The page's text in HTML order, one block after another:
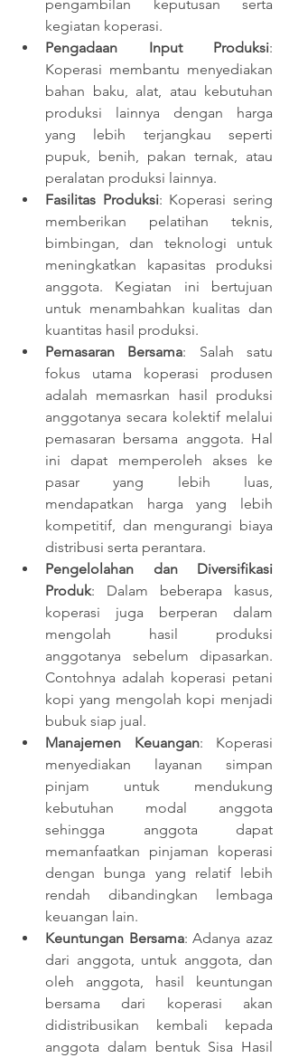
pengambilan keputusan serta
kegiatan koperasi.
Pengadaan Input Produksi:
Koperasi membantu menyediakan
bahan baku, alat, atau kebutuhan
produksi lainnya dengan harga
yang lebih terjangkau seperti
pupuk, benih, pakan ternak, atau
peralatan produksi lainnya.
Fasilitas Produksi: Koperasi sering
memberikan pelatihan teknis,
bimbingan, dan teknologi untuk
meningkatkan kapasitas produksi
anggota. Kegiatan ini bertujuan
untuk menambahkan kualitas dan
kuantitas hasil produksi.
Pemasaran Bersama: Salah satu
fokus utama koperasi produsen
adalah memasrkan hasil produksi
anggotanya secara kolektif melalui
pemasaran bersama anggota. Hal
ini dapat memperoleh akses ke
pasar yang lebih luas,
mendapatkan harga yang lebih
kompetitif, dan mengurangi biaya
distribusi serta perantara.
Pengelolahan dan Diversifikasi
Produk: Dalam beberapa kasus,
koperasi juga berperan dalam
mengolah hasil produksi
anggotanya sebelum dipasarkan.
Contohnya adalah koperasi petani
kopi yang mengolah kopi menjadi
bubuk siap jual.
Manajemen Keuangan: Koperasi
menyediakan layanan simpan
pinjam untuk mendukung
kebutuhan modal anggota
sehingga anggota dapat
memanfaatkan pinjaman koperasi
dengan bunga yang relatif lebih
rendah dibandingkan lembaga
keuangan lain.
Keuntungan Bersama: Adanya azaz
dari anggota, untuk anggota, dan
oleh anggota, hasil keuntungan
bersama dari koperasi akan
didistribusikan kembali kepada
anggota dalam bentuk Sisa Hasil